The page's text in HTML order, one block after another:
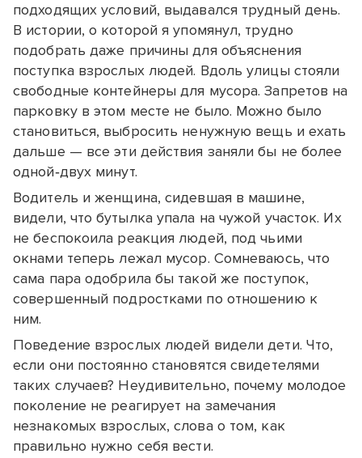
подходящих условий, выдавался трудный день.
В истории, о которой я упомянул, трудно
подобрать даже причины для объяснения
поступка взрослых людей. Вдоль улицы стояли
свободные контейнеры для мусора. Запретов на
парковку в этом месте не было. Можно было
становиться, выбросить ненужную вещь и ехать
дальше — все эти действия заняли бы не более
одной‑двух минут.
Водитель и женщина, сидевшая в машине,
видели, что бутылка упала на чужой участок. Их
не беспокоила реакция людей, под чьими
окнами теперь лежал мусор. Сомневаюсь, что
сама пара одобрила бы такой же поступок,
совершенный подростками по отношению к
ним.
Поведение взрослых людей видели дети. Что,
если они постоянно становятся свидетелями
таких случаев? Неудивительно, почему молодое
поколение не реагирует на замечания
незнакомых взрослых, слова о том, как
правильно нужно себя вести.